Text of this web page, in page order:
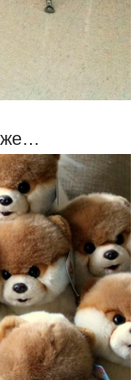
же…